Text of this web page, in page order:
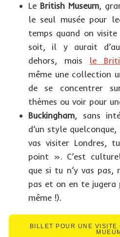
Le British Museum,
le seul musée pour
temps quand on
soit, il y aurait
dehors, mais le
même une collection
de se concentrer
thèmes ou voir pour
Buckingham, sans
d’un style
vas visiter Londres,
point ». C’est
que si tu n’y vas pas,
pas et on en te jugera
même !).
BILLET POUR UNE VISITE
MUEUM